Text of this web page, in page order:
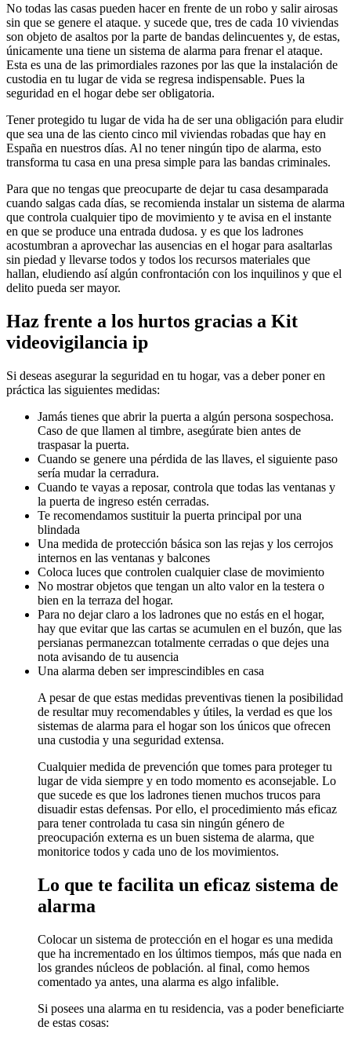
No todas las casas pueden hacer en frente de un robo y salir airosas
sin que se genere el ataque. y sucede que, tres de cada 10 viviendas
son objeto de asaltos por la parte de bandas delincuentes y, de estas,
únicamente una tiene un sistema de alarma para frenar el ataque.
Esta es una de las primordiales razones por las que la instalación de
custodia en tu lugar de vida se regresa indispensable. Pues la
seguridad en el hogar debe ser obligatoria.
Tener protegido tu lugar de vida ha de ser una obligación para eludir
que sea una de las ciento cinco mil viviendas robadas que hay en
España en nuestros días. Al no tener ningún tipo de alarma, esto
transforma tu casa en una presa simple para las bandas criminales.
Para que no tengas que preocuparte de dejar tu casa desamparada
cuando salgas cada días, se recomienda instalar un sistema de alarma
que controla cualquier tipo de movimiento y te avisa en el instante
en que se produce una entrada dudosa. y es que los ladrones
acostumbran a aprovechar las ausencias en el hogar para asaltarlas
sin piedad y llevarse todos y todos los recursos materiales que
hallan, eludiendo así algún confrontación con los inquilinos y que el
delito pueda ser mayor.
Haz frente a los hurtos gracias a Kit
videovigilancia ip
Si deseas asegurar la seguridad en tu hogar, vas a deber poner en
práctica las siguientes medidas:
Jamás tienes que abrir la puerta a algún persona sospechosa.
Caso de que llamen al timbre, asegúrate bien antes de
traspasar la puerta.
Cuando se genere una pérdida de las llaves, el siguiente paso
sería mudar la cerradura.
Cuando te vayas a reposar, controla que todas las ventanas y
la puerta de ingreso estén cerradas.
Te recomendamos sustituir la puerta principal por una
blindada
Una medida de protección básica son las rejas y los cerrojos
internos en las ventanas y balcones
Coloca luces que controlen cualquier clase de movimiento
No mostrar objetos que tengan un alto valor en la testera o
bien en la terraza del hogar.
Para no dejar claro a los ladrones que no estás en el hogar,
hay que evitar que las cartas se acumulen en el buzón, que las
persianas permanezcan totalmente cerradas o que dejes una
nota avisando de tu ausencia
Una alarma deben ser imprescindibles en casa
A pesar de que estas medidas preventivas tienen la posibilidad
de resultar muy recomendables y útiles, la verdad es que los
sistemas de alarma para el hogar son los únicos que ofrecen
una custodia y una seguridad extensa.
Cualquier medida de prevención que tomes para proteger tu
lugar de vida siempre y en todo momento es aconsejable. Lo
que sucede es que los ladrones tienen muchos trucos para
disuadir estas defensas. Por ello, el procedimiento más eficaz
para tener controlada tu casa sin ningún género de
preocupación externa es un buen sistema de alarma, que
monitorice todos y cada uno de los movimientos.
Lo que te facilita un eficaz sistema de
alarma
Colocar un sistema de protección en el hogar es una medida
que ha incrementado en los últimos tiempos, más que nada en
los grandes núcleos de población. al final, como hemos
comentado ya antes, una alarma es algo infalible.
Si posees una alarma en tu residencia, vas a poder beneficiarte
de estas cosas: